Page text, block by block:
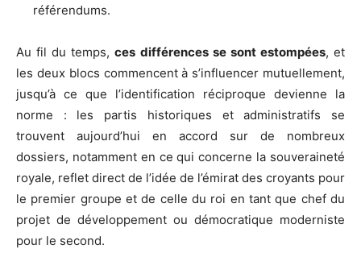
référendums.
Au fil du temps,ces différences se sont estompées, et
les deux blocs commencent à s’influencer mutuellement,
jusqu’à ce que l’identification réciproque devienne la
norme : les partis historiques et administratifs se
trouvent aujourd’hui en accord sur de nombreux
dossiers, notamment en ce qui concerne la souveraineté
royale, reflet direct de l’idée de l’émirat des croyants pour
le premier groupe et de celle du roi en tant que chef du
projet de développement ou démocratique moderniste
pour le second.